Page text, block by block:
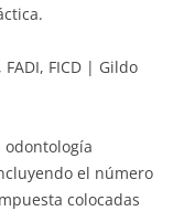
FADI, FICD | Gildo
odontología
el número
colocadas